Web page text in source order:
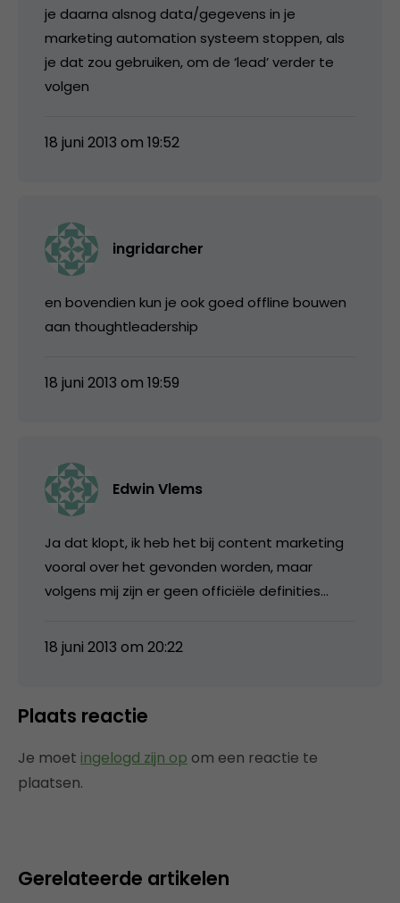
je daarna alsnog data/gegevens in je
marketing automation systeem stoppen, als
je dat zou gebruiken, om de ‘lead’ verder te
volgen
18 juni 2013 om 19:52
ingridarcher
en bovendien kun je ook goed offline bouwen
aan thoughtleadership
18 juni 2013 om 19:59
Edwin Vlems
Ja dat klopt, ik heb het bij content marketing
vooral over het gevonden worden, maar
volgens mij zijn er geen officiële definities…
18 juni 2013 om 20:22
Plaats reactie
Je moet ingelogd zijn op om een reactie te
plaatsen.
Gerelateerde artikelen